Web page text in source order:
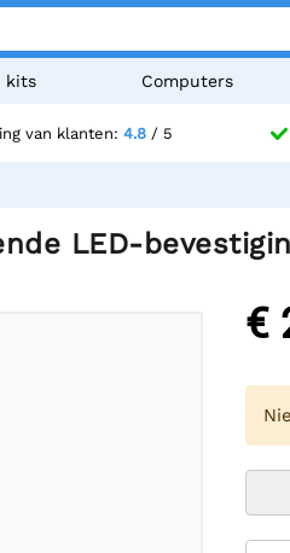
kits Computers
van klanten: 4.8/ 5
LED-
€